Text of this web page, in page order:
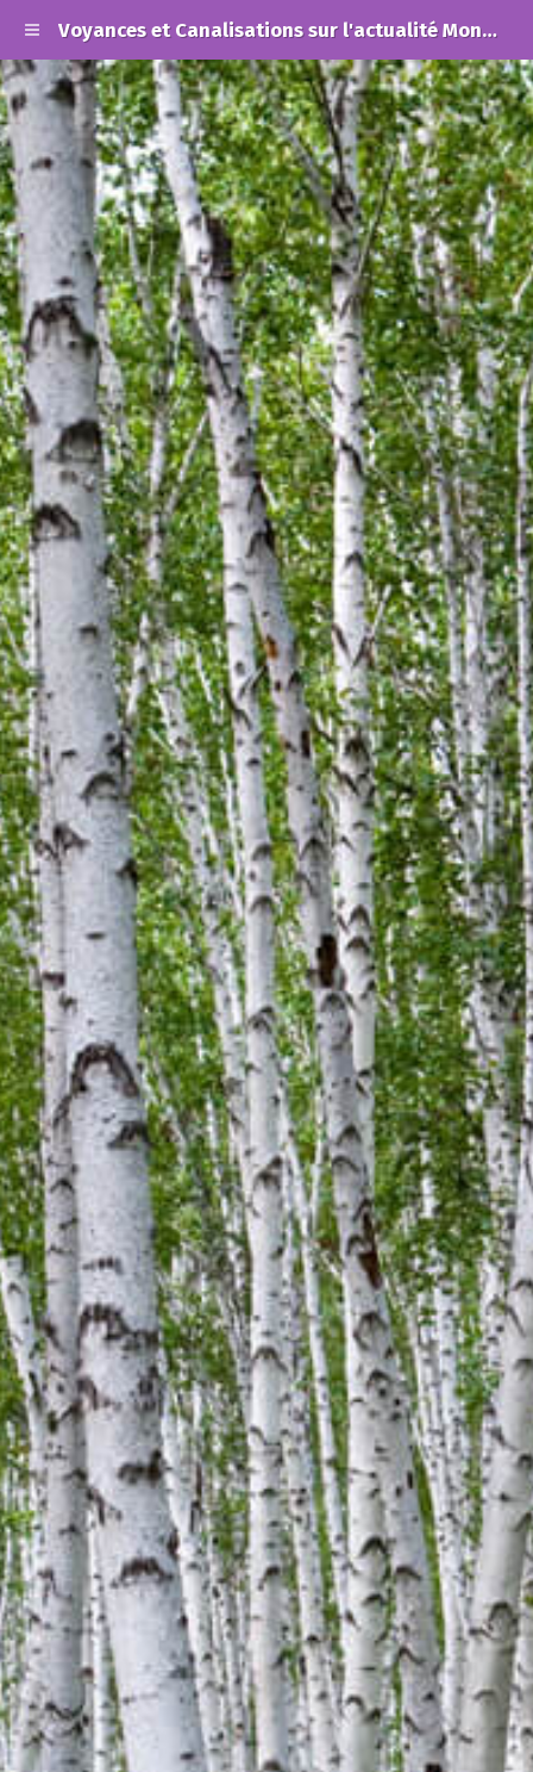
Voyances et Canalisations sur l'actualité Mondiale et les Alertes